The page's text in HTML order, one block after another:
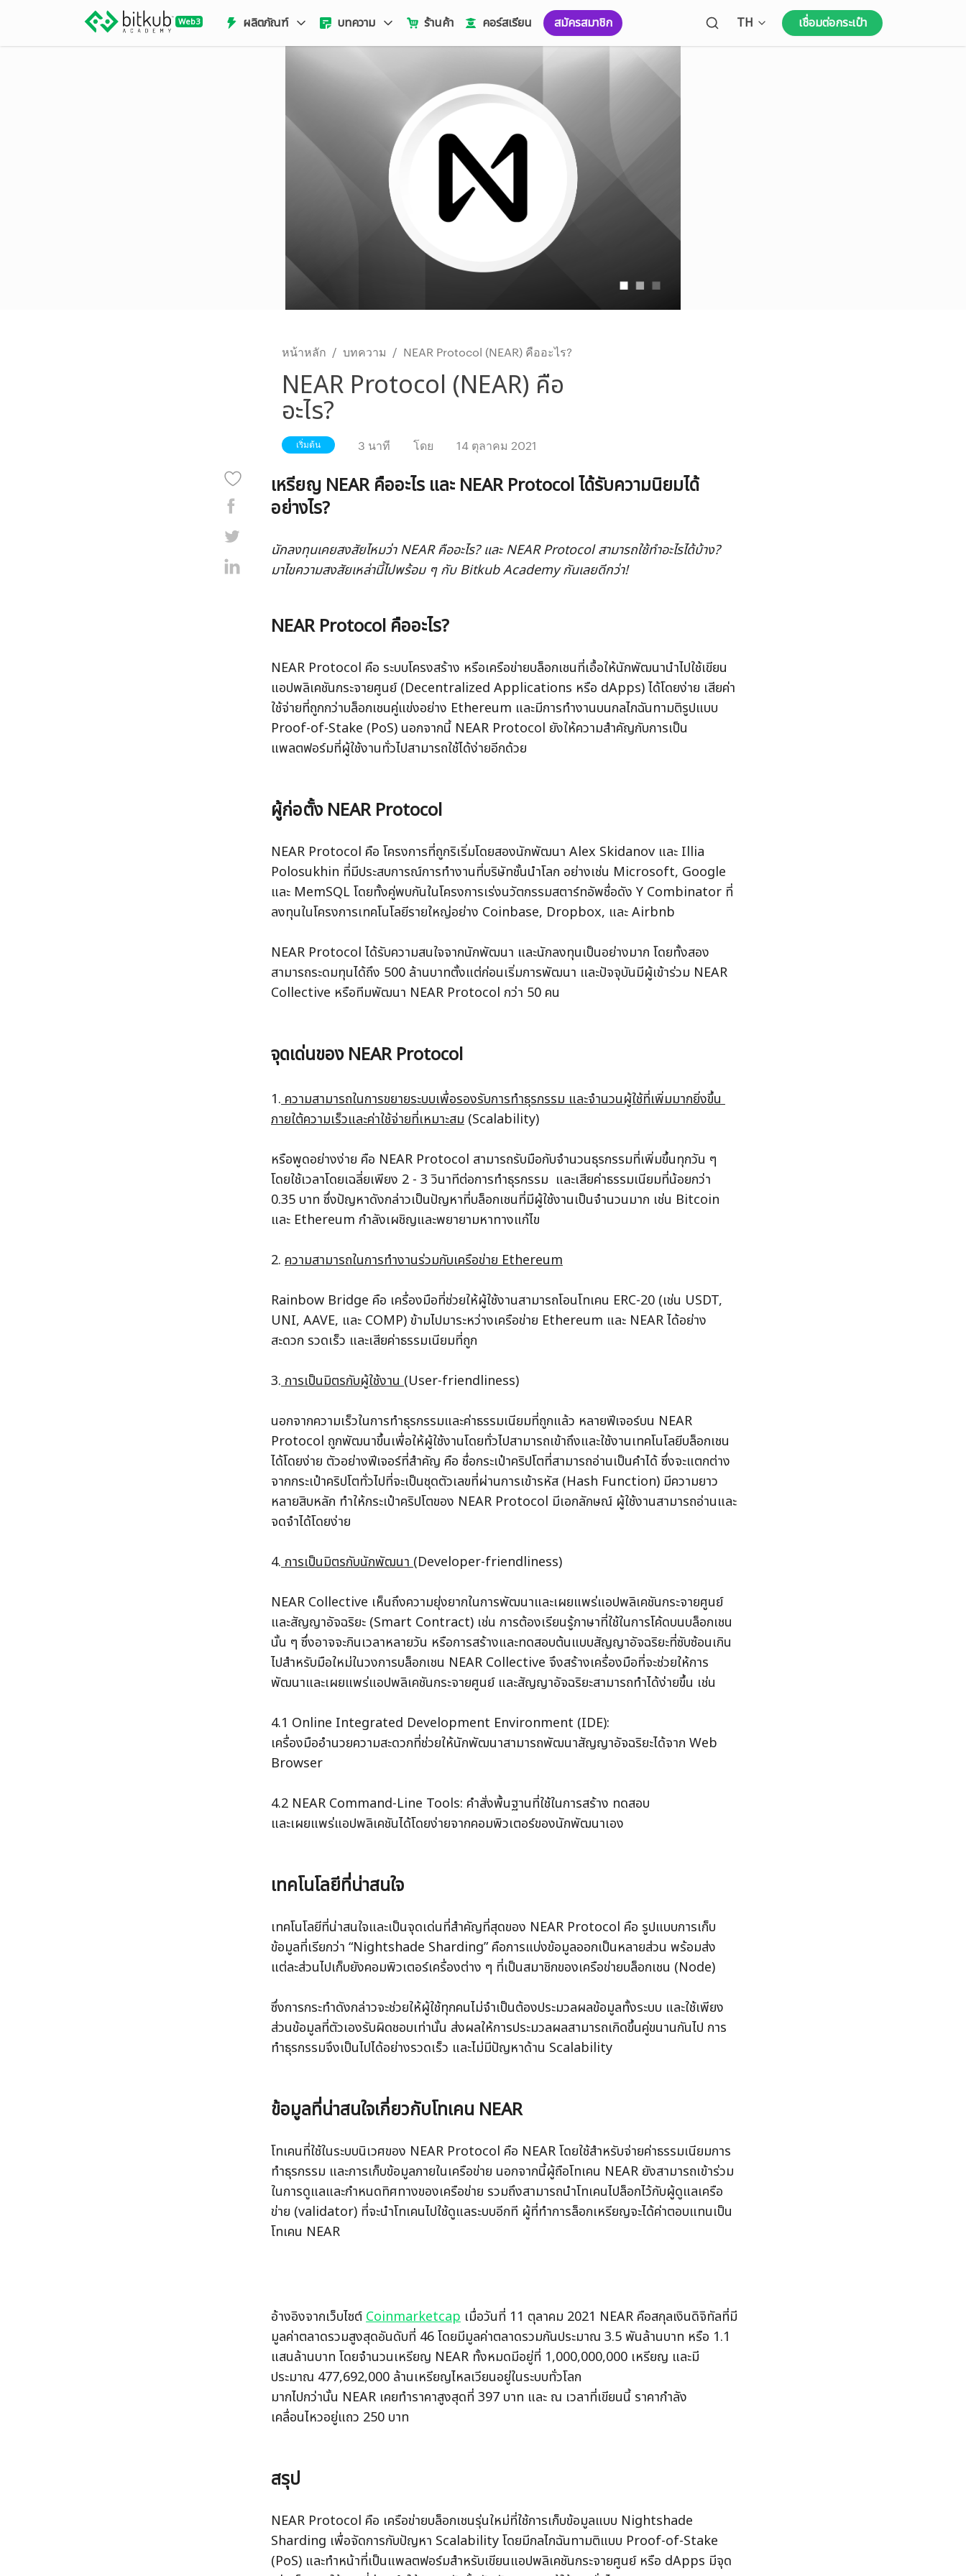
ผลิตภัณฑ์ บทความ ร้านค้า คอร์สเรียน สมัครสมาชิก Open language menu
TH เชื่อมต่อกระเป๋า
หน้าหลัก / บทความ / NEAR Protocol (NEAR) คืออะไร?
NEAR Protocol (NEAR) คือ
อะไร?
เริ่มต้น 3 นาที โดย 14 ตุลาคม 2021
เหรียญ NEAR คืออะไร และ NEAR Protocol ได้รับความนิยมได้
อย่างไร?
นักลงทุนเคยสงสัยไหมว่า NEAR คืออะไร? และ NEAR Protocol สามารถใช้ทำอะไรได้บ้าง?
มาไขความสงสัยเหล่านี้ไปพร้อม ๆ กับ Bitkub Academy กันเลยดีกว่า!
NEAR Protocol คืออะไร?
NEAR Protocol คือ ระบบโครงสร้าง หรือเครือข่ายบล็อกเชนที่เอื้อให้นักพัฒนานำไปใช้เขียน
แอปพลิเคชันกระจายศูนย์ (Decentralized Applications หรือ dApps) ได้โดยง่าย เสียค่า
ใช้จ่ายที่ถูกกว่าบล็อกเชนคู่แข่งอย่าง Ethereum และมีการทำงานบนกลไกฉันทามติรูปแบบ
Proof-of-Stake (PoS) นอกจากนี้ NEAR Protocol ยังให้ความสำคัญกับการเป็น
แพลตฟอร์มที่ผู้ใช้งานทั่วไปสามารถใช้ได้ง่ายอีกด้วย
ผู้ก่อตั้ง NEAR Protocol
NEAR Protocol คือ โครงการที่ถูกริเริ่มโดยสองนักพัฒนา Alex Skidanov และ Illia
Polosukhin ที่มีประสบการณ์การทำงานที่บริษัทชั้นนำโลก อย่างเช่น Microsoft, Google
และ MemSQL โดยทั้งคู่พบกันในโครงการเร่งนวัตกรรมสตาร์ทอัพชื่อดัง Y Combinator ที่
ลงทุนในโครงการเทคโนโลยีรายใหญ่อย่าง Coinbase, Dropbox, และ Airbnb
NEAR Protocol ได้รับความสนใจจากนักพัฒนา และนักลงทุนเป็นอย่างมาก โดยทั้งสอง
สามารถระดมทุนได้ถึง 500 ล้านบาทตั้งแต่ก่อนเริ่มการพัฒนา และปัจจุบันมีผู้เข้าร่วม NEAR
Collective หรือทีมพัฒนา NEAR Protocol กว่า 50 คน
จุดเด่นของ NEAR Protocol
1. ความสามารถในการขยายระบบเพื่อรองรับการทำธุรกรรม และจำนวนผู้ใช้ที่เพิ่มมากยิ่งขึ้น
ภายใต้ความเร็วและค่าใช้จ่ายที่เหมาะสม (Scalability)
หรือพูดอย่างง่าย คือ NEAR Protocol สามารถรับมือกับจำนวนธุรกรรมที่เพิ่มขึ้นทุกวัน ๆ
โดยใช้เวลาโดยเฉลี่ยเพียง 2 - 3 วินาทีต่อการทำธุรกรรม  และเสียค่าธรรมเนียมที่น้อยกว่า
0.35 บาท ซึ่งปัญหาดังกล่าวเป็นปัญหาที่บล็อกเชนที่มีผู้ใช้งานเป็นจำนวนมาก เช่น Bitcoin
และ Ethereum กำลังเผชิญและพยายามหาทางแก้ไข
2. ความสามารถในการทำงานร่วมกับเครือข่าย Ethereum
Rainbow Bridge คือ เครื่องมือที่ช่วยให้ผู้ใช้งานสามารถโอนโทเคน ERC-20 (เช่น USDT,
UNI, AAVE, และ COMP) ข้ามไปมาระหว่างเครือข่าย Ethereum และ NEAR ได้อย่าง
สะดวก รวดเร็ว และเสียค่าธรรมเนียมที่ถูก
3. การเป็นมิตรกับผู้ใช้งาน (User-friendliness)
นอกจากความเร็วในการทำธุรกรรมและค่าธรรมเนียมที่ถูกแล้ว หลายฟีเจอร์บน NEAR
Protocol ถูกพัฒนาขึ้นเพื่อให้ผู้ใช้งานโดยทั่วไปสามารถเข้าถึงและใช้งานเทคโนโลยีบล็อกเชน
ได้โดยง่าย ตัวอย่างฟีเจอร์ที่สำคัญ คือ ชื่อกระเป๋าคริปโตที่สามารถอ่านเป็นคำได้ ซึ่งจะแตกต่าง
จากกระเป๋าคริปโตทั่วไปที่จะเป็นชุดตัวเลขที่ผ่านการเข้ารหัส (Hash Function) มีความยาว
หลายสิบหลัก ทำให้กระเป๋าคริปโตของ NEAR Protocol มีเอกลักษณ์ ผู้ใช้งานสามารถอ่านและ
จดจำได้โดยง่าย
4. การเป็นมิตรกับนักพัฒนา (Developer-friendliness)
NEAR Collective เห็นถึงความยุ่งยากในการพัฒนาและเผยแพร่แอปพลิเคชันกระจายศูนย์
และสัญญาอัจฉริยะ (Smart Contract) เช่น การต้องเรียนรู้ภาษาที่ใช้ในการโค้ดบนบล็อกเชน
นั้น ๆ ซึ่งอาจจะกินเวลาหลายวัน หรือการสร้างและทดสอบต้นแบบสัญญาอัจฉริยะที่ซับซ้อนเกิน
ไปสำหรับมือใหม่ในวงการบล็อกเชน NEAR Collective จึงสร้างเครื่องมือที่จะช่วยให้การ
พัฒนาและเผยแพร่แอปพลิเคชันกระจายศูนย์ และสัญญาอัจฉริยะสามารถทำได้ง่ายขึ้น เช่น
4.1 Online Integrated Development Environment (IDE):
เครื่องมืออำนวยความสะดวกที่ช่วยให้นักพัฒนาสามารถพัฒนาสัญญาอัจฉริยะได้จาก Web
Browser
4.2 NEAR Command-Line Tools: คำสั่งพื้นฐานที่ใช้ในการสร้าง ทดสอบ
และเผยแพร่แอปพลิเคชันได้โดยง่ายจากคอมพิวเตอร์ของนักพัฒนาเอง
เทคโนโลยีที่น่าสนใจ
เทคโนโลยีที่น่าสนใจและเป็นจุดเด่นที่สำคัญที่สุดของ NEAR Protocol คือ รูปแบบการเก็บ
ข้อมูลที่เรียกว่า “Nightshade Sharding” คือการแบ่งข้อมูลออกเป็นหลายส่วน พร้อมส่ง
แต่ละส่วนไปเก็บยังคอมพิวเตอร์เครื่องต่าง ๆ ที่เป็นสมาชิกของเครือข่ายบล็อกเชน (Node)
ซึ่งการกระทำดังกล่าวจะช่วยให้ผู้ใช้ทุกคนไม่จำเป็นต้องประมวลผลข้อมูลทั้งระบบ และใช้เพียง
ส่วนข้อมูลที่ตัวเองรับผิดชอบเท่านั้น ส่งผลให้การประมวลผลสามารถเกิดขึ้นคู่ขนานกันไป การ
ข้อมูลที่น่าสนใจเกี่ยวกับโทเคน NEAR
โทเคนที่ใช้ในระบบนิเวศของ NEAR Protocol คือ NEAR โดยใช้สำหรับจ่ายค่าธรรมเนียมการ
ทำธุรกรรม และการเก็บข้อมูลภายในเครือข่าย นอกจากนี้ผู้ถือโทเคน NEAR ยังสามารถเข้าร่วม
ในการดูแลและกำหนดทิศทางของเครือข่าย รวมถึงสามารถนำโทเคนไปล็อกไว้กับผู้ดูแลเครือ
ข่าย (validator) ที่จะนำโทเคนไปใช้ดูแลระบบอีกที ผู้ที่ทำการล็อกเหรียญจะได้ค่าตอบแทนเป็น
โทเคน NEAR
อ้างอิงจากเว็บไซต์ Coinmarketcap เมื่อวันที่ 11 ตุลาคม 2021 NEAR คือสกุลเงินดิจิทัลที่มี
มูลค่าตลาดรวมสูงสุดอันดับที่ 46 โดยมีมูลค่าตลาดรวมกันประมาณ 3.5 พันล้านบาท หรือ 1.1
แสนล้านบาท โดยจำนวนเหรียญ NEAR ทั้งหมดมีอยู่ที่ 1,000,000,000 เหรียญ และมี
ประมาณ 477,692,000 ล้านเหรียญไหลเวียนอยู่ในระบบทั่วโลก
มากไปกว่านั้น NEAR เคยทำราคาสูงสุดที่ 397 บาท และ ณ เวลาที่เขียนนี้ ราคากำลัง
เคลื่อนไหวอยู่แถว 250 บาท
สรุป
NEAR Protocol คือ เครือข่ายบล็อกเชนรุ่นใหม่ที่ใช้การเก็บข้อมูลแบบ Nightshade
Sharding เพื่อจัดการกับปัญหา Scalability โดยมีกลไกฉันทามติแบบ Proof-of-Stake
(PoS) และทำหน้าที่เป็นแพลตฟอร์มสำหรับเขียนแอปพลิเคชันกระจายศูนย์ หรือ dApps มีจุด